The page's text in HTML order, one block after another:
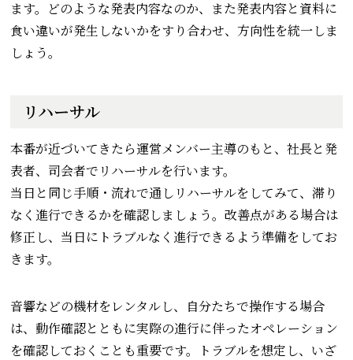
ます。どのような発表内容なのか、また発表内容と資料に
食い違いが発生しないかをすり合わせ、方向性を統一しま
しょう。
リハーサル
本番が近づいてきたら運営メンバー主導のもと、社長と発
表者、司会者でリハーサルを行います。
当日と同じ手順・流れで通しリハーサルをしてみて、滞り
なく進行できるかを確認しましょう。改善点がある場合は
修正し、当日にトラブルなく進行できるよう準備をしてお
きます。
音響などの機材をレンタルし、自分たちで操作する場合
は、動作確認とともに実際の進行に伴ったオペレーション
を確認しておくことも重要です。トラブルを想定し、いざ